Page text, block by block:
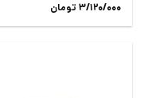
امتیاز5از3/120/000 تومان